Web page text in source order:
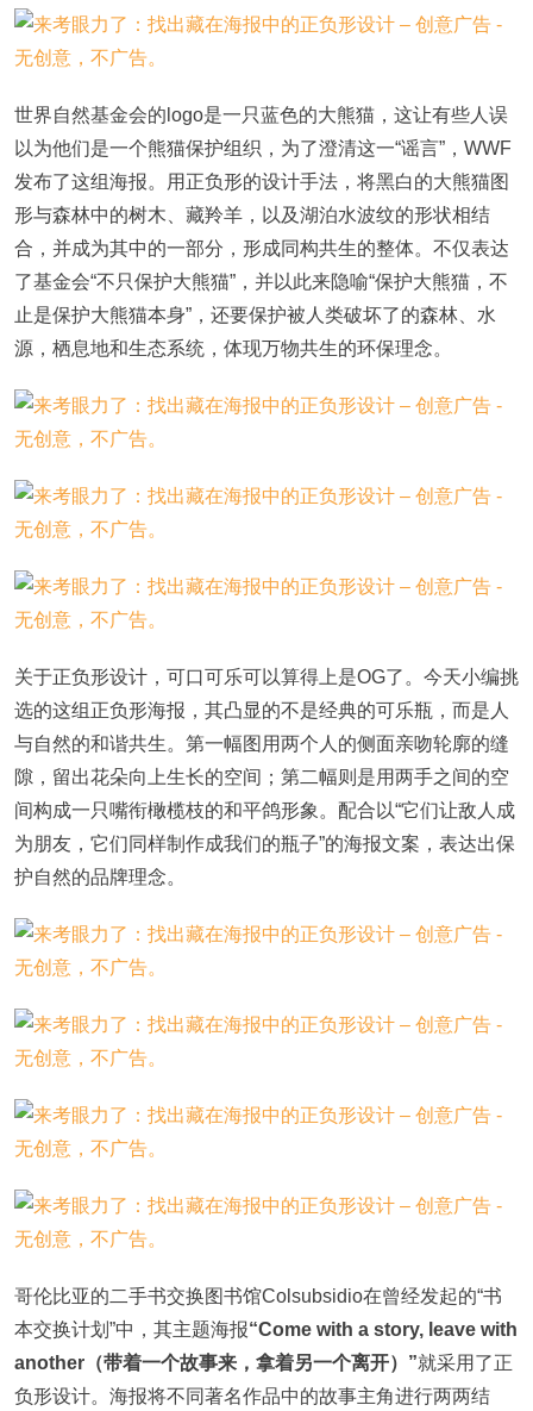
世界自然基金会的logo是一只蓝色的大熊猫，这让有些人误
以为他们是一个熊猫保护组织，为了澄清这一“谣言”，WWF
发布了这组海报。用正负形的设计手法，将黑白的大熊猫图
形与森林中的树木、藏羚羊，以及湖泊水波纹的形状相结
合，并成为其中的一部分，形成同构共生的整体。不仅表达
了基金会“不只保护大熊猫”，并以此来隐喻“保护大熊猫，不
止是保护大熊猫本身”，还要保护被人类破坏了的森林、水
源，栖息地和生态系统，体现万物共生的环保理念。
关于正负形设计，可口可乐可以算得上是OG了。今天小编挑
选的这组正负形海报，其凸显的不是经典的可乐瓶，而是人
与自然的和谐共生。第一幅图用两个人的侧面亲吻轮廓的缝
隙，留出花朵向上生长的空间；第二幅则是用两手之间的空
间构成一只嘴衔橄榄枝的和平鸽形象。配合以“它们让敌人成
为朋友，它们同样制作成我们的瓶子”的海报文案，表达出保
护自然的品牌理念。
哥伦比亚的二手书交换图书馆Colsubsidio在曾经发起的“书
本交换计划”中，其主题海报“Come with a story, leave with
another（带着一个故事来，拿着另一个离开）”就采用了正
负形设计。海报将不同著名作品中的故事主角进行两两结